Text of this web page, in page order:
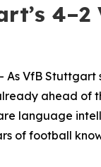
As VfB Stuttgart
ahead of
language
of football